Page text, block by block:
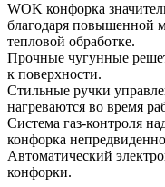
WOK конфорка
благодаря повышенной
тепловой обработке.
Прочные чугунные
к поверхности.
Стильные ручки
нагреваются во время
Система газ-контроля
конфорка
Автоматический
конфорки.